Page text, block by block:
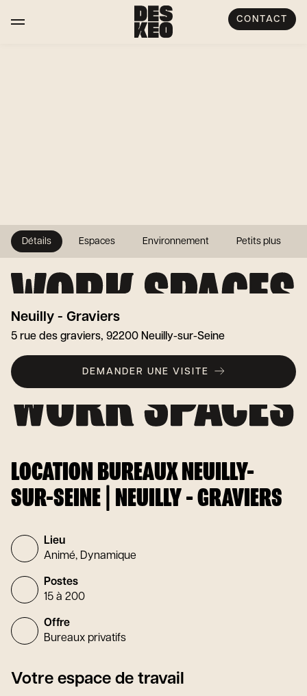
CONTACT
Neuilly - Graviers
5 rue des graviers, 92200 Neuilly-sur-Seine
DEMANDER UNE VISITE
Détails Espaces Environnement Petits plus
LOCATION BUREAUX NEUILLY-
SUR-SEINE | NEUILLY - GRAVIERS
Lieu
Animé, Dynamique
Postes
15 à 200
Offre
Bureaux privatifs
Votre espace de travail